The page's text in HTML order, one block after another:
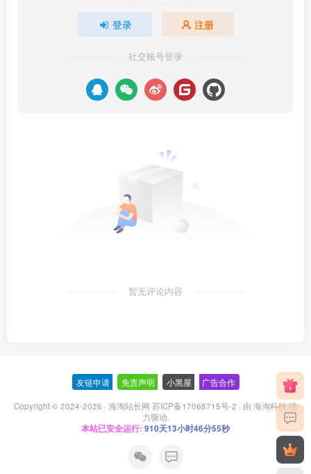
登录 注册
社交账号登录
暂无评论内容
友链申请 免责声明 小黑屋 广告合作
Copyright © 2024-2026 · 海淘站长网 苏ICP备17068715号-2 · 由 海淘科技强
力驱动.
本站已安全运行: 910天13小时46分56秒